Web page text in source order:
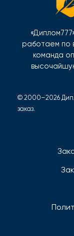
работаем по
команда
© 2000–2026
заказ.